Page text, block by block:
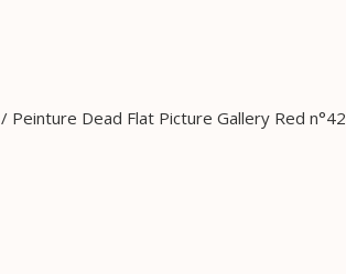
/ Peinture Dead Flat Picture Gallery Red n°42